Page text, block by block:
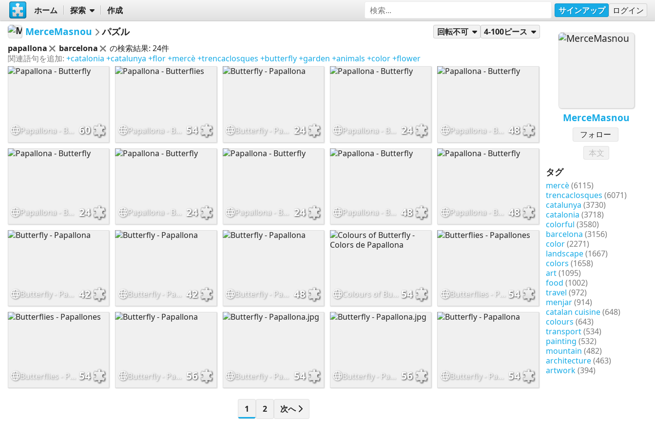
ホーム 探索 作成 サインアップ ログイン
MerceMasnou
フォロー
本文
タグ
mercè(6115)
trencaclosques (6071)
catalunya (3730)
catalonia (3718)
colorful (3580)
barcelona (3156)
color(2271)
landscape(1667)
colors (1658)
art(1095)
food (1002)
travel (972)
menjar(914)
catalan cuisine(648)
colours (643)
transport(534)
painting (532)
mountain (482)
architecture(463)
artwork(394)
MerceMasnou パズル 回転不可
4-100ピース
papallona
barcelona
の検索結果: 24件
関連語句を追加: +catalonia +catalunya +flor+mercè+trencaclosques +butterfly+garden +animals +color+flower
Papallona - Butterfly 60 Papallona - Butterflies 54 Butterfly - Papallona 24 Papallona - Butterfly 24 Papallona - Butterfly 48
Papallona - Butterfly 24 Papallona - Butterfly 24 Papallona - Butterfly 24 Papallona - Butterfly 48 Papallona - Butterfly 48
Butterfly - Papallona 42 Butterfly - Papallona 42 Butterfly - Papallona 48 Colours of Butterfly - Colors de Papallona 54 Butterflies - Papallones 54
Butterflies - Papallones 54 Butterfly - Papallona 56 Butterfly - Papallona.jpg 54 Butterfly - Papallona.jpg 56 Butterfly - Papallona 54
1 2 次へ